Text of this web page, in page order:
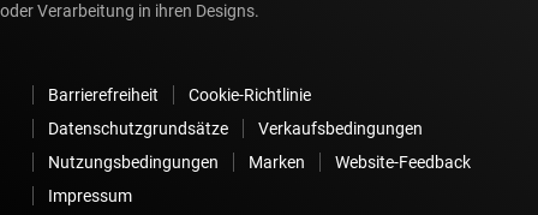
oder Verarbeitung in ihren Designs.
Barrierefreiheit
Cookie-Richtlinie
Datenschutzgrundsätze
Verkaufsbedingungen
Nutzungsbedingungen
Marken
Website-Feedback
Impressum